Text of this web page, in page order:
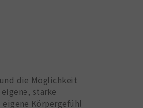
die Möglichkeit
starke
eigene Körpergefühl